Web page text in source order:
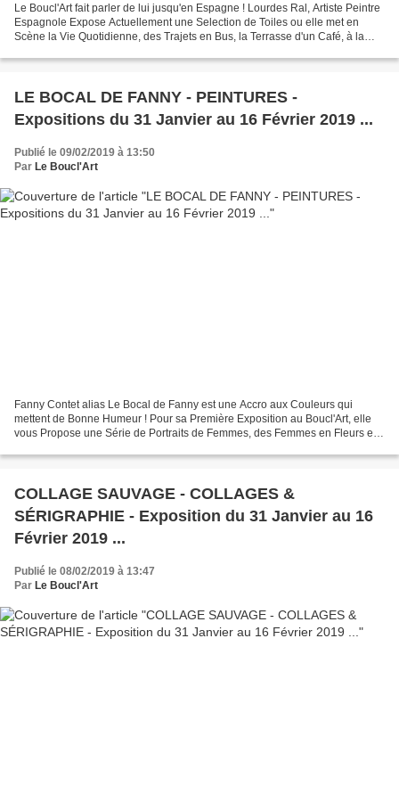
Le Boucl'Art fait parler de lui jusqu'en Espagne ! Lourdes Ral, Artiste Peintre
Espagnole Expose Actuellement une Selection de Toiles ou elle met en
Scène la Vie Quotidienne, des Trajets en Bus, la Terrasse d'un Café, à la
LE BOCAL DE FANNY - PEINTURES -
Expositions du 31 Janvier au 16 Février 2019 ...
Publié le 09/02/2019 à 13:50
Par Le Boucl'Art
Fanny Contet alias Le Bocal de Fanny est une Accro aux Couleurs qui
mettent de Bonne Humeur ! Pour sa Première Exposition au Boucl'Art, elle
vous Propose une Série de Portraits de Femmes, des Femmes en Fleurs et
COLLAGE SAUVAGE - COLLAGES &
SÉRIGRAPHIE - Exposition du 31 Janvier au 16
Février 2019 ...
Publié le 08/02/2019 à 13:47
Par Le Boucl'Art